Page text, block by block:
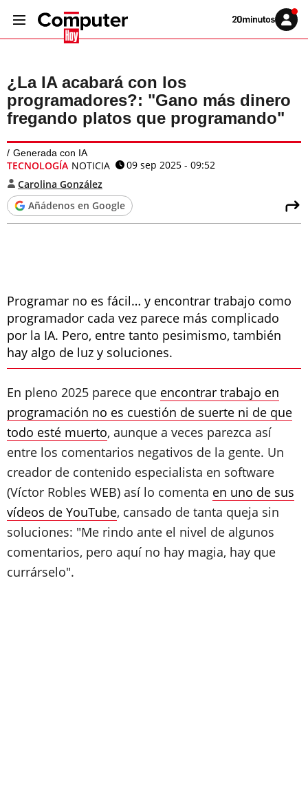
Volver
Iniciar
sesión
¿La IA acabará con los
programadores?: "Gano más dinero
fregando platos que programando"
Generada con IA
TECNOLOGÍA NOTICIA
09 sep 2025 - 09:52
Carolina González
Añádenos en Google
Programar no es fácil… y encontrar trabajo como
programador cada vez parece más complicado
por la IA. Pero, entre tanto pesimismo, también
hay algo de luz y soluciones.
En pleno 2025 parece que encontrar trabajo en
programación no es cuestión de suerte ni de que
todo esté muerto, aunque a veces parezca así
entre los comentarios negativos de la gente. Un
creador de contenido especialista en software
(Víctor Robles WEB) así lo comenta en uno de sus
vídeos de YouTube, cansado de tanta queja sin
soluciones: "Me rindo ante el nivel de algunos
comentarios, pero aquí no hay magia, hay que
currárselo".